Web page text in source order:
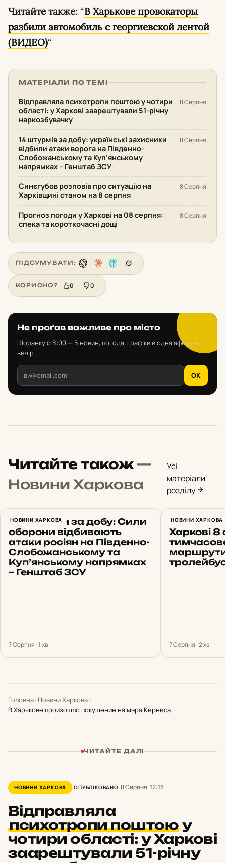
Читайте также: “В Харькове провокаторы
разбили автомобиль с георгиевской лентой
(ВИДЕО)“
МАТЕРІАЛИ ПО ТЕМІ
Відправляла психотропи поштою у чотири
області: у Харкові заарештували 51-річну
наркозбувачку
8 Серпня
14 штурмів за добу: українські захисники
відбили атаки ворога на Південно-
Слобожанському та Куп’янському
напрямках – Генштаб ЗСУ
8 Серпня
Синєгубов розповів про ситуацію на
Харківщині станом на 8 серпня
8 Серпня
Прогноз погоди у Харкові на 08 серпня:
спека та короткочасні дощі
8 Серпня
ПІДСУМУВАТИ:
КОРИСНО? 0 0
Не проґав важливе про місто
Щоранку о 8:00 — 5 новин, погода, графіки й одна афіша на
вечір.
OK
Читайте також—
Новини Харкова
Усі
матеріали
розділу
НОВИНИ ХАРКОВА
22 штурми за добу: Сили
оборони відбивають
атаки росіян на Південно-
Слобожанському та
Куп’янському напрямках
– Генштаб ЗСУ
7 Серпня · 1 хв
НОВИНИ ХАРКОВА
Ремонт
Харкові 8
7 Серпня · 2 хв
Головна›Новини Харкова›
В Харькове произошло покушение на мэра Кернеса
ЧИТАЙТЕ ДАЛІ
НОВИНИ ХАРКОВА ОПУБЛІКОВАНО 8 Серпня, 12:18
Відправляла
психотропи поштою у
чотири області: у Харкові
заарештували 51-річну